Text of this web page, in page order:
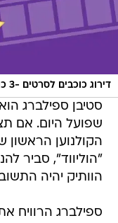
דירוג כוכבים לסרטים -3 כוכבים
סטיבן ספילברג
שפועל היום. אם
הקולנוען
"הוליווד", סביר
הוותיק יהיה
ספילברג הרוויח